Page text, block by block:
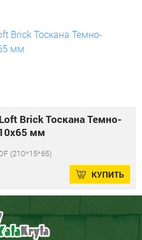
Brick Тоскана Темно-
мм
(210*15*65)
КУПИТЬ